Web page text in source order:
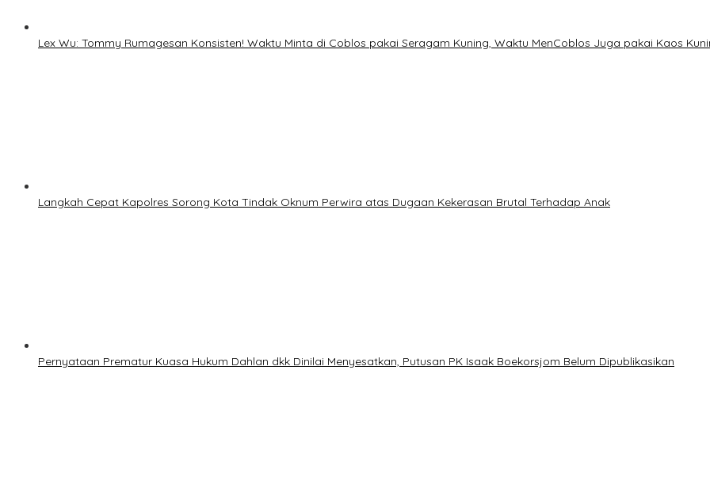
Lex Wu: Tommy Rumagesan Konsisten! Waktu Minta di Coblos pakai Seragam Kuning, Waktu MenCoblos Juga pakai Kaos
Langkah Cepat Kapolres Sorong Kota Tindak Oknum Perwira atas Dugaan Kekerasan Brutal Terhadap Anak
Pernyataan Prematur Kuasa Hukum Dahlan dkk Dinilai Menyesatkan, Putusan PK Isaak Boekorsjom Belum Dipublikasikan